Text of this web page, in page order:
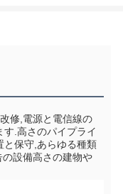
修,電源と電信線の
.高さのパイプライ
と保守,あらゆる種類
設備高さの建物や